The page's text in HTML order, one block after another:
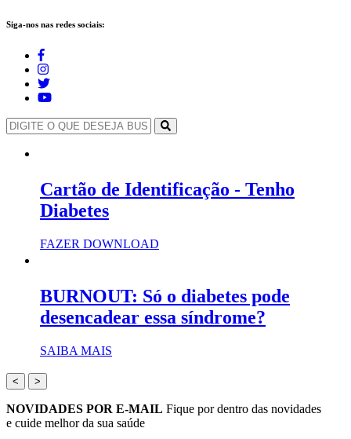
Siga-nos nas redes sociais:
Cartão de Identificação - Tenho
Diabetes
FAZER DOWNLOAD
BURNOUT: Só o diabetes pode
desencadear essa síndrome?
SAIBA MAIS
< >
NOVIDADES POR E-MAIL Fique por dentro das novidades
e cuide melhor da sua saúde